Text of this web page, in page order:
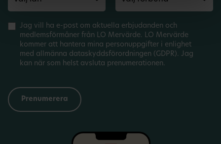
Jag vill ha e-post om aktuella erbjudanden och
medlemsförmåner från LO Mervärde. LO Mervärde
kommer att hantera mina personuppgifter i enlighet
med allmänna dataskyddsförordningen (GDPR). Jag
kan när som helst avsluta prenumerationen.